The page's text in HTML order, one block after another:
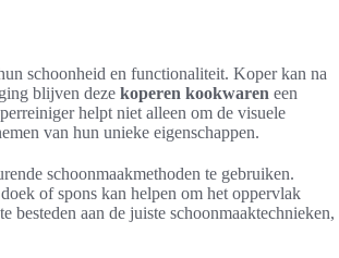
schoonheid en functionaliteit. Koper kan na
blijven deze koperen kookwaren een
helpt niet alleen om de visuele
van hun unieke eigenschappen.
schoonmaakmethoden te gebruiken.
of spons kan helpen om het oppervlak
besteden aan de juiste schoonmaaktechnieken,